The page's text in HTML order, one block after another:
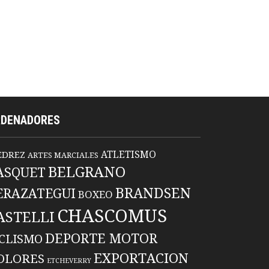
ARTES MARCIALES ATLETISMO
BELGRANO
BOXEO BRANDSEN
CHASCOMUS
DEPORTE MOTOR
ETCHEVERRY EXPORTACION